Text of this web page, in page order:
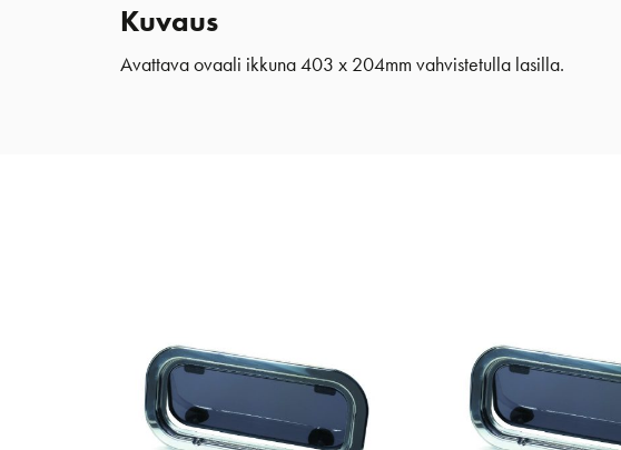
Kuvaus
Avattava ovaali ikkuna 403 x 204mm vahvistetulla lasilla.